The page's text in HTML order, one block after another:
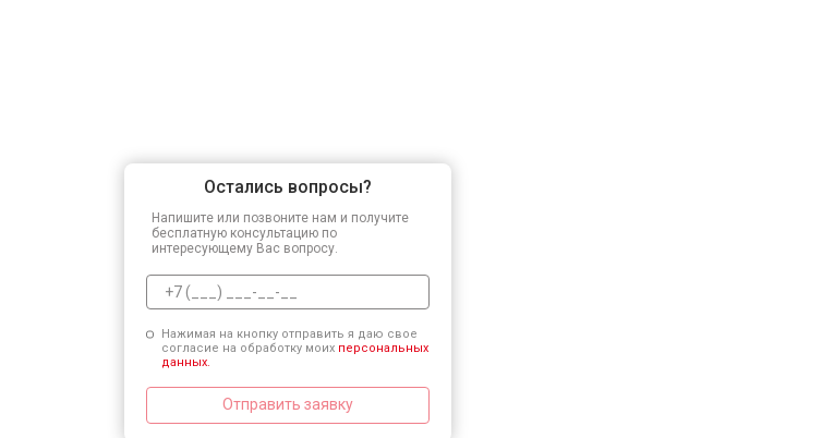
Остались вопросы?
Напишите или позвоните нам и получите
бесплатную консультацию по
интересующему Вас вопросу.
Нажимая на кнопку отправить я даю свое
согласие на обработку моих персональных
данных.
Отправить заявку